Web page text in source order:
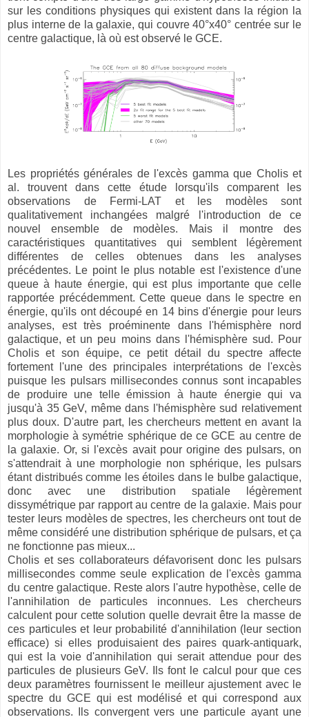
sur les conditions physiques qui existent dans la région la
plus interne de la galaxie, qui couvre 40°x40° centrée sur le
centre galactique, là où est observé le GCE.
Les propriétés générales de l'excès gamma que Cholis et
al. trouvent dans cette étude lorsqu'ils comparent les
observations de Fermi-LAT et les modèles sont
qualitativement inchangées malgré l'introduction de ce
nouvel ensemble de modèles. Mais il montre des
caractéristiques quantitatives qui semblent légèrement
différentes de celles obtenues dans les analyses
précédentes. Le point le plus notable est l'existence d'une
queue à haute énergie, qui est plus importante que celle
rapportée précédemment. Cette queue dans le spectre en
énergie, qu'ils ont découpé en 14 bins d'énergie pour leurs
analyses, est très proéminente dans l'hémisphère nord
galactique, et un peu moins dans l'hémisphère sud. Pour
Cholis et son équipe, ce petit détail du spectre affecte
fortement l'une des principales interprétations de l'excès
puisque les pulsars millisecondes connus sont incapables
de produire une telle émission à haute énergie qui va
jusqu'à 35 GeV, même dans l'hémisphère sud relativement
plus doux. D'autre part, les chercheurs mettent en avant la
morphologie à symétrie sphérique de ce GCE au centre de
la galaxie. Or, si l'excès avait pour origine des pulsars, on
s'attendrait à une morphologie non sphérique, les pulsars
étant distribués comme les étoiles dans le bulbe galactique,
donc avec une distribution spatiale légèrement
dissymétrique par rapport au centre de la galaxie. Mais pour
tester leurs modèles de spectres, les chercheurs ont tout de
même considéré une distribution sphérique de pulsars, et ça
ne fonctionne pas mieux...
Cholis et ses collaborateurs défavorisent donc les pulsars
millisecondes comme seule explication de l'excès gamma
du centre galactique. Reste alors l'autre hypothèse, celle de
l'annihilation de particules inconnues. Les chercheurs
calculent pour cette solution quelle devrait être la masse de
ces particules et leur probabilité d'annihilation (leur section
efficace) si elles produisaient des paires quark-antiquark,
qui est la voie d'annihilation qui serait attendue pour des
particules de plusieurs GeV. Ils font le calcul pour que ces
deux paramètres fournissent le meilleur ajustement avec le
spectre du GCE qui est modélisé et qui correspond aux
observations. Ils convergent vers une particule ayant une